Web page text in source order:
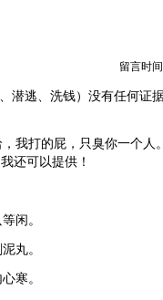
留言时
潜逃、洗钱）没有任何证
我打的屁，只臭你一个人
还可以提供！
闲。
丸。
寒。